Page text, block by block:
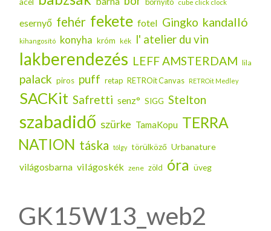
cube click clock
esernyő fehér fekete fotel Gingko kandalló
kihangosító konyha króm kék l' atelier du vin
lakberendezés LEFF AMSTERDAM lila
palack piros puff retap RETROit Canvas RETROit Medley
SACKit Safretti senz° SIGG Stelton
szabadidő szürke TamaKopu TERRA
NATION táska tölgy törülköző Urbanature
világosbarna világoskék zene zöld óra üveg
GK15W13_web2